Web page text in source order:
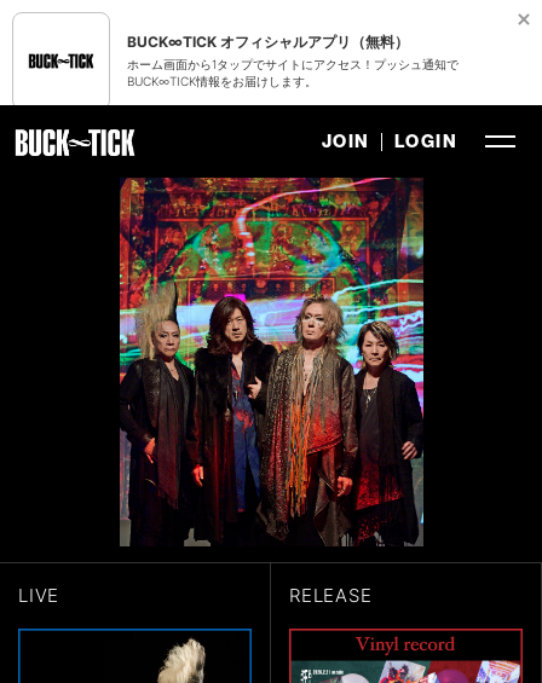
BUCK∞TICK オフィシャルアプリ（無料）
ホーム画面から1タップでサイトにアクセス！プッシュ通知で
BUCK∞TICK情報をお届けします。
JOIN LOGIN
LIVE RELEASE